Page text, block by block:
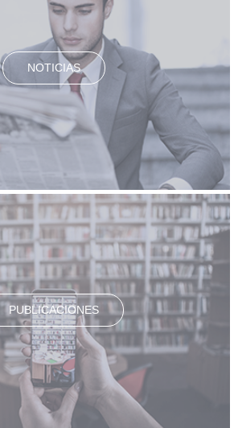
NOTICIAS
PUBLICACIONES